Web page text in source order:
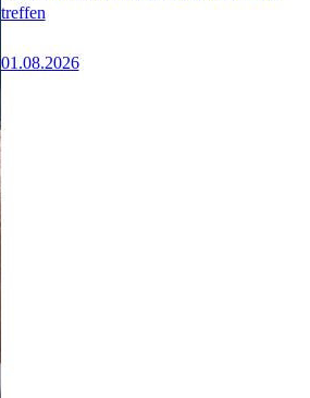
treffen
01.08.2026